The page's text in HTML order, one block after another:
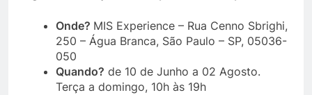
Onde? MIS Experience – Rua Cenno Sbrighi,
250 – Água Branca, São Paulo – SP, 05036-
050
Quando? de 10 de Junho a 02 Agosto.
Terça a domingo, 10h às 19h